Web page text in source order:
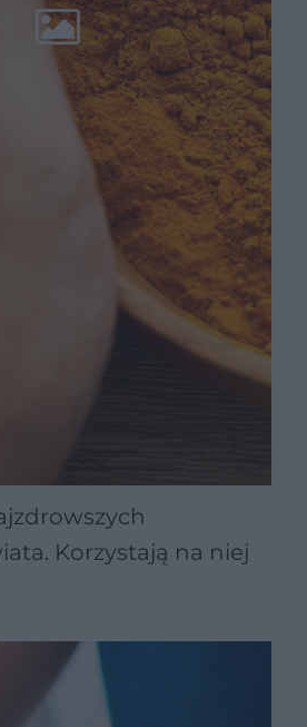
Korzystają na niej